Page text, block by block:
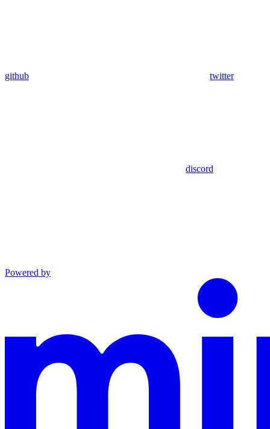
github twitter
discord
Powered by